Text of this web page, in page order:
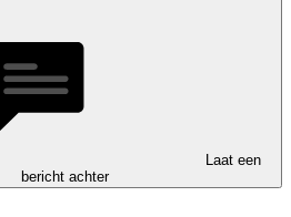
Laat een
bericht achter